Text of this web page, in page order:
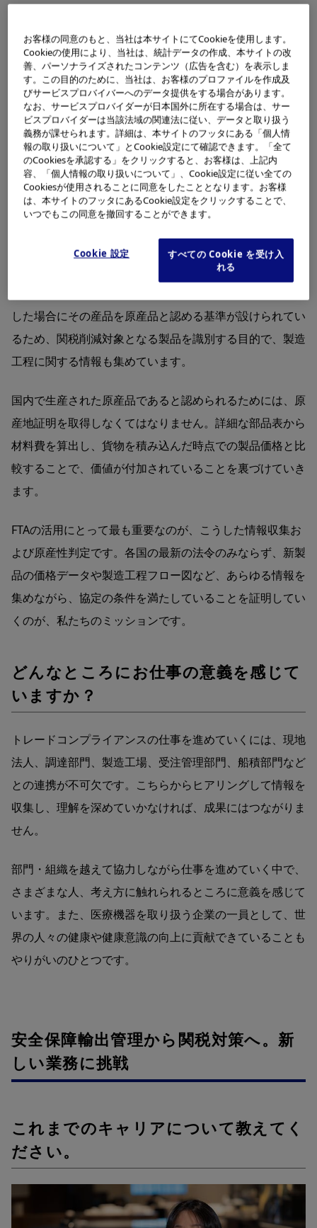
FTA（Free Trade Agreement）などの経済関係の強化を
めざし、貿易や投資の自由化・円滑化を進める協定に基づ
いて、医療機器にかかる関税を削減する取り組みを行って
います。
関税削減によるメリットを享受できるのは輸入側の企業な
ので、欧州や韓国などの海外現地法人とのやりとりが中心
です。日本に輸入される製品にも協定は適用されますが、
そもそも日本では関税がほとんどかかりません。そのた
り扱っています。
した場合にその産品を原産品と認める基準が設けられてい
るため、関税削減対象となる製品を識別する目的で、製造
工程に関する情報も集めています。
国内で生産された原産品であると認められるためには、原
産地証明を取得しなくてはなりません。詳細な部品表から
材料費を算出し、貨物を積み込んだ時点での製品価格と比
較することで、価値が付加されていることを裏づけていき
ます。
FTAの活用にとって最も重要なのが、こうした情報収集お
よび原産性判定です。各国の最新の法令のみならず、新製
品の価格データや製造工程フロー図など、あらゆる情報を
集めながら、協定の条件を満たしていることを証明してい
くのが、私たちのミッションです。
どんなところにお仕事の意義を感じて
いますか？
トレードコンプライアンスの仕事を進めていくには、現地
法人、調達部門、製造工場、受注管理部門、船積部門など
との連携が不可欠です。こちらからヒアリングして情報を
収集し、理解を深めていかなければ、成果にはつながりま
せん。
部門・組織を越えて協力しながら仕事を進めていく中で、
さまざまな人、考え方に触れられるところに意義を感じて
います。また、医療機器を取り扱う企業の一員として、世
界の人々の健康や健康意識の向上に貢献できていることも
やりがいのひとつです。
安全保障輸出管理から関税対策へ。新
しい業務に挑戦
これまでのキャリアについて教えてく
ださい。
お客様の同意のもと、当社は本サイトにてCookieを使用します。
Cookieの使用により、当社は、統計データの作成、本サイトの改
善、パーソナライズされたコンテンツ（広告を含む）を表示しま
す。この目的のために、当社は、お客様のプロファイルを作成及
びサービスプロバイバーへのデータ提供をする場合があります。
なお、サービスプロバイダーが日本国外に所在する場合は、サー
ビスプロバイダーは当該法域の関連法に従い、データと取り扱う
義務が課せられます。詳細は、本サイトのフッタにある「個人情
報の取り扱いについて」とCookie設定にて確認できます。「全て
のCookiesを承認する」をクリックすると、お客様は、上記内
容、「個人情報の取り扱いについて」、Cookie設定に従い全ての
Cookiesが使用されることに同意をしたこととなります。お客様
は、本サイトのフッタにあるCookie設定をクリックすることで、
いつでもこの同意を撤回することができます。
Cookie 設定
すべての Cookie を受け入
れる